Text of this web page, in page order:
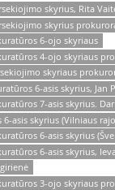
skyrius, Rita
skyrius
6-ojo skyriaus
4-ojo skyriaus
skyriaus
6-asis skyrius, Jan
7-asis skyrius.
asis skyrius (Vilniaus
6-asis skyrius
6-asis skyrius,
3-ojo skyriaus